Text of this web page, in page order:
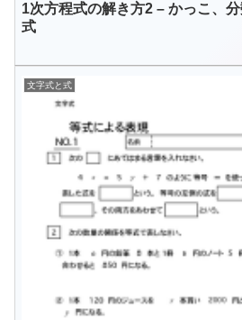
1次方程式の解き方2 – かっこ、
式
文字式と式